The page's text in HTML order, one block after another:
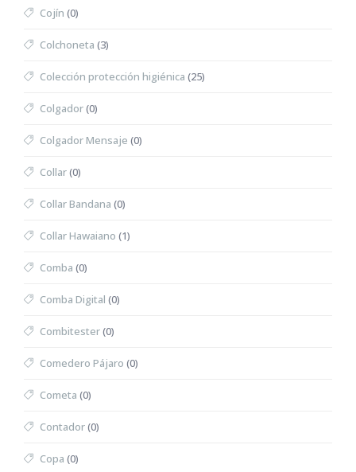
Cojín (0)
Colchoneta (3)
Colección protección higiénica (25)
Colgador(0)
Colgador Mensaje (0)
Collar(0)
Collar Bandana (0)
Collar Hawaiano (1)
Comba (0)
Comba Digital (0)
Combitester(0)
Comedero Pájaro (0)
Cometa (0)
Contador(0)
Copa (0)